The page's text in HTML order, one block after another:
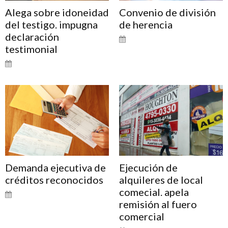
Alega sobre idoneidad
del testigo. impugna
declaración
testimonial
Convenio de división
de herencia
Demanda ejecutiva de
créditos reconocidos
Ejecución de
alquileres de local
comecial. apela
remisión al fuero
comercial